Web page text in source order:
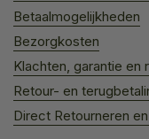
Betaalmogelijkheden
Bezorgkosten
Klachten, garantie en
Retour- en
Direct Retourneren